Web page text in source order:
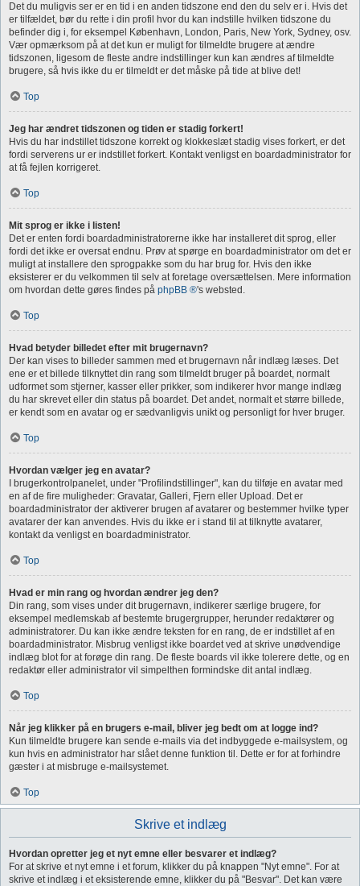
Det du muligvis ser er en tid i en anden tidszone end den du selv er i. Hvis det
er tilfældet, bør du rette i din profil hvor du kan indstille hvilken tidszone du
befinder dig i, for eksempel København, London, Paris, New York, Sydney, osv.
Vær opmærksom på at det kun er muligt for tilmeldte brugere at ændre
tidszonen, ligesom de fleste andre indstillinger kun kan ændres af tilmeldte
brugere, så hvis ikke du er tilmeldt er det måske på tide at blive det!
Top
Jeg har ændret tidszonen og tiden er stadig forkert!
Hvis du har indstillet tidszone korrekt og klokkeslæt stadig vises forkert, er det
fordi serverens ur er indstillet forkert. Kontakt venligst en boardadministrator for
at få fejlen korrigeret.
Top
Mit sprog er ikke i listen!
Det er enten fordi boardadministratorerne ikke har installeret dit sprog, eller
fordi det ikke er oversat endnu. Prøv at spørge en boardadministrator om det er
muligt at installere den sprogpakke som du har brug for. Hvis den ikke
eksisterer er du velkommen til selv at foretage oversættelsen. Mere information
om hvordan dette gøres findes på phpBB ®'s websted.
Top
Hvad betyder billedet efter mit brugernavn?
Der kan vises to billeder sammen med et brugernavn når indlæg læses. Det
ene er et billede tilknyttet din rang som tilmeldt bruger på boardet, normalt
udformet som stjerner, kasser eller prikker, som indikerer hvor mange indlæg
du har skrevet eller din status på boardet. Det andet, normalt et større billede,
er kendt som en avatar og er sædvanligvis unikt og personligt for hver bruger.
Top
Hvordan vælger jeg en avatar?
I brugerkontrolpanelet, under "Profilindstillinger", kan du tilføje en avatar med
en af de fire muligheder: Gravatar, Galleri, Fjern eller Upload. Det er
boardadministrator der aktiverer brugen af avatarer og bestemmer hvilke typer
avatarer der kan anvendes. Hvis du ikke er i stand til at tilknytte avatarer,
kontakt da venligst en boardadministrator.
Top
Hvad er min rang og hvordan ændrer jeg den?
Din rang, som vises under dit brugernavn, indikerer særlige brugere, for
eksempel medlemskab af bestemte brugergrupper, herunder redaktører og
administratorer. Du kan ikke ændre teksten for en rang, de er indstillet af en
boardadministrator. Misbrug venligst ikke boardet ved at skrive unødvendige
indlæg blot for at forøge din rang. De fleste boards vil ikke tolerere dette, og en
redaktør eller administrator vil simpelthen formindske dit antal indlæg.
Top
Når jeg klikker på en brugers e-mail, bliver jeg bedt om at logge ind?
Kun tilmeldte brugere kan sende e-mails via det indbyggede e-mailsystem, og
kun hvis en administrator har slået denne funktion til. Dette er for at forhindre
gæster i at misbruge e-mailsystemet.
Top
Skrive et indlæg
Hvordan opretter jeg et nyt emne eller besvarer et indlæg?
For at skrive et nyt emne i et forum, klikker du på knappen "Nyt emne". For at
skrive et indlæg i et eksisterende emne, klikker du på "Besvar". Det kan være